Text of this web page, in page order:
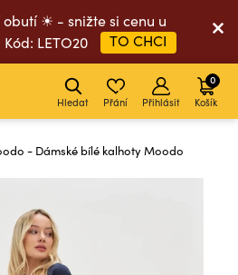
obutí ☀ - snižte si cenu u
LETO20
TO CHCI
Hledat Přání Přihlásit Košík
0
- Dámské bílé kalhoty Moodo